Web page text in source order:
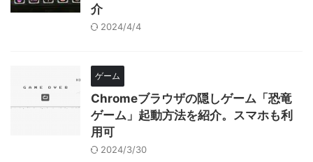
介
2024/4/4
ゲーム
Chromeブラウザの隠しゲーム「恐竜
ゲーム」起動方法を紹介。スマホも利
用可
2024/3/30